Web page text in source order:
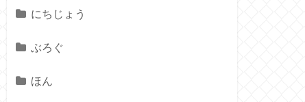
にちじょう
ぶろぐ
ほん